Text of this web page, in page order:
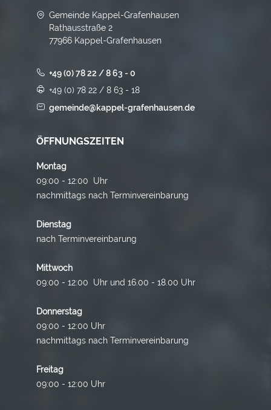
Gemeinde Kappel-Grafenhausen
Rathausstraße 2
77966 Kappel-Grafenhausen
+49 (0) 78 22 / 8 63 - 0
+49 (0) 78 22 / 8 63 - 18
gemeinde@kappel-grafenhausen.de
ÖFFNUNGSZEITEN
Montag
09:00 - 12:00 Uhr
nachmittags nach Terminvereinbarung
Dienstag
nach Terminvereinbarung
Mittwoch
09:00 - 12:00 Uhr und 16.00 - 18.00 Uhr
Donnerstag
09:00 - 12:00 Uhr
nachmittags nach Terminvereinbarung
Freitag
09:00 - 12:00 Uhr